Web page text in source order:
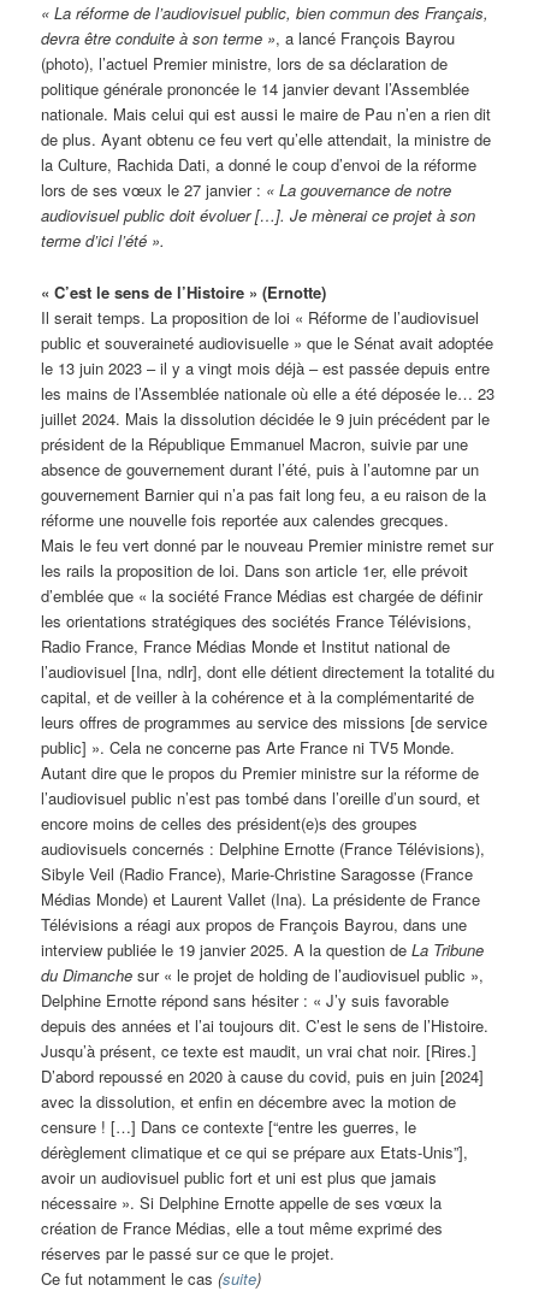
« La réforme de l’audiovisuel public, bien commun des Français,
devra être conduite à son terme », a lancé François Bayrou
(photo), l’actuel Premier ministre, lors de sa déclaration de
politique générale prononcée le 14 janvier devant l’Assemblée
nationale. Mais celui qui est aussi le maire de Pau n’en a rien dit
de plus. Ayant obtenu ce feu vert qu’elle attendait, la ministre de
la Culture, Rachida Dati, a donné le coup d’envoi de la réforme
lors de ses vœux le 27 janvier : « La gouvernance de notre
audiovisuel public doit évoluer […]. Je mènerai ce projet à son
terme d’ici l’été ».
« C’est le sens de l’Histoire » (Ernotte)
Il serait temps. La proposition de loi « Réforme de l’audiovisuel
public et souveraineté audiovisuelle » que le Sénat avait adoptée
le 13 juin 2023 – il y a vingt mois déjà – est passée depuis entre
les mains de l’Assemblée nationale où elle a été déposée le… 23
juillet 2024. Mais la dissolution décidée le 9 juin précédent par le
président de la République Emmanuel Macron, suivie par une
absence de gouvernement durant l’été, puis à l’automne par un
gouvernement Barnier qui n’a pas fait long feu, a eu raison de la
réforme une nouvelle fois reportée aux calendes grecques.
Mais le feu vert donné par le nouveau Premier ministre remet sur
les rails la proposition de loi. Dans son article 1er, elle prévoit
d’emblée que « la société France Médias est chargée de définir
les orientations stratégiques des sociétés France Télévisions,
Radio France, France Médias Monde et Institut national de
l’audiovisuel [Ina, ndlr], dont elle détient directement la totalité du
capital, et de veiller à la cohérence et à la complémentarité de
leurs offres de programmes au service des missions [de service
public] ». Cela ne concerne pas Arte France ni TV5 Monde.
Autant dire que le propos du Premier ministre sur la réforme de
l’audiovisuel public n’est pas tombé dans l’oreille d’un sourd, et
encore moins de celles des président(e)s des groupes
audiovisuels concernés : Delphine Ernotte (France Télévisions),
Sibyle Veil (Radio France), Marie-Christine Saragosse (France
Médias Monde) et Laurent Vallet (Ina). La présidente de France
Télévisions a réagi aux propos de François Bayrou, dans une
interview publiée le 19 janvier 2025. A la question deLa Tribune
du Dimanche sur « le projet de holding de l’audiovisuel public »,
Delphine Ernotte répond sans hésiter : « J’y suis favorable
depuis des années et l’ai toujours dit. C’est le sens de l’Histoire.
Jusqu’à présent, ce texte est maudit, un vrai chat noir. [Rires.]
D’abord repoussé en 2020 à cause du covid, puis en juin [2024]
avec la dissolution, et enfin en décembre avec la motion de
censure ! […] Dans ce contexte [“entre les guerres, le
dérèglement climatique et ce qui se prépare aux Etats-Unis”],
avoir un audiovisuel public fort et uni est plus que jamais
nécessaire ». Si Delphine Ernotte appelle de ses vœux la
création de France Médias, elle a tout même exprimé des
réserves par le passé sur ce que le projet.
Ce fut notamment le cas(suite)